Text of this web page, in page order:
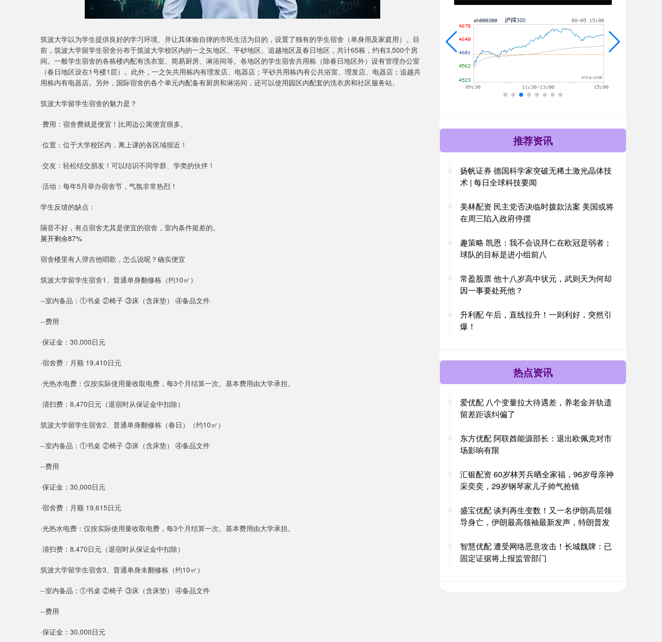
筑波大学以为学生提供良好的学习环境、并让其体验自律的市民生活为目的，设置了独有的学生宿舍（单身用及家庭用）。目
前，筑波大学留学生宿舍分布于筑波大学校区内的一之矢地区、平砂地区、追越地区及春日地区，共计65栋，约有3,500个房
间。一般学生宿舍的各栋楼内配有洗衣室、简易厨房、淋浴间等。各地区的学生宿舍共用栋（除春日地区外）设有管理办公室
（春日地区设在1号楼1层）。此外，一之矢共用栋内有理发店、电器店；平砂共用栋内有公共浴室、理发店、电器店；追越共
用栋内有电器店。另外，国际宿舍的各个单元内配备有厨房和淋浴间，还可以使用园区内配套的洗衣房和社区服务站。
筑波大学留学生宿舍的魅力是？
·费用：宿舍费就是便宜！比周边公寓便宜很多。
·位置：位于大学校区内，离上课的各区域很近！
·交友：轻松结交朋友！可以结识不同学群、学类的伙伴！
·活动：每年5月举办宿舍节，气氛非常热烈！
学生反馈的缺点：
隔音不好，有点宿舍尤其是便宜的宿舍，室内条件挺差的。
展开剩余87%
宿舍楼里有人弹吉他唱歌，怎么说呢？确实便宜
筑波大学留学生宿舍1、普通单身翻修栋（约10㎡）
--室内备品：①书桌 ②椅子 ③床（含床垫） ④备品文件
--费用
·保证金：30,000日元
·宿舍费：月额 19,410日元
·光热水电费：仅按实际使用量收取电费，每3个月结算一次。基本费用由大学承担。
·清扫费：8,470日元（退宿时从保证金中扣除）
筑波大学留学生宿舍2、普通单身翻修栋（春日）（约10㎡）
--室内备品：①书桌 ②椅子 ③床（含床垫） ④备品文件
--费用
·保证金：30,000日元
·宿舍费：月额 19,615日元
·光热水电费：仅按实际使用量收取电费，每3个月结算一次。基本费用由大学承担。
·清扫费：8,470日元（退宿时从保证金中扣除）
筑波大学留学生宿舍3、普通单身未翻修栋（约10㎡）
--室内备品：①书桌 ②椅子 ③床（含床垫） ④备品文件
--费用
·保证金：30,000日元
推荐资讯
扬帆证券 德国科学家突破无稀土激光晶体技
术 | 每日全球科技要闻
美林配资 民主党否决临时拨款法案 美国或将
在周三陷入政府停摆
趣策略 凯恩：我不会说拜仁在欧冠是弱者；
球队的目标是进小组前八
常盈股票 他十八岁高中状元，武则天为何却
因一事要处死他？
升利配 午后，直线拉升！一则利好，突然引
爆！
热点资讯
爱优配 八个变量拉大待遇差，养老金并轨遗
留差距该纠偏了
东方优配 阿联酋能源部长：退出欧佩克对市
场影响有限
汇银配资 60岁林芳兵晒全家福，96岁母亲神
采奕奕，29岁钢琴家儿子帅气抢镜
盛宝优配 谈判再生变数！又一名伊朗高层领
导身亡，伊朗最高领袖最新发声，特朗普发
智慧优配 遭受网络恶意攻击！长城魏牌：已
固定证据将上报监管部门